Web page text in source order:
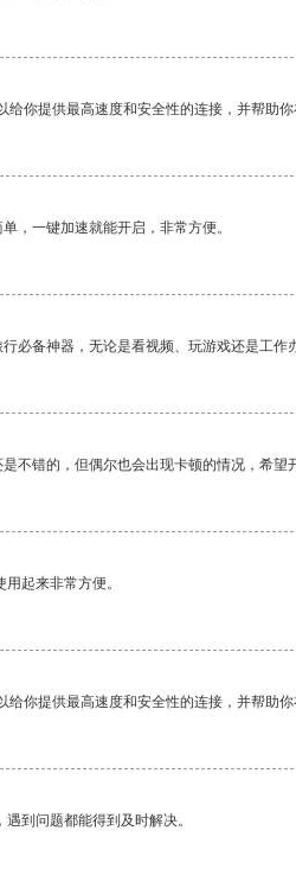
给你提供最高速度和安全性的连接，并帮助你
，一键加速就能开启，非常方便。
必备神器，无论是看视频、玩游戏还是工作
不错的，但偶尔也会出现卡顿的情况，希望
起来非常方便。
给你提供最高速度和安全性的连接，并帮助你
到问题都能得到及时解决。